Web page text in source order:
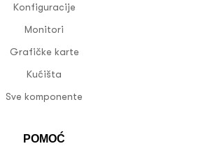
Konfiguracije
Monitori
Grafičke karte
Kućišta
Sve komponente
POMOĆ